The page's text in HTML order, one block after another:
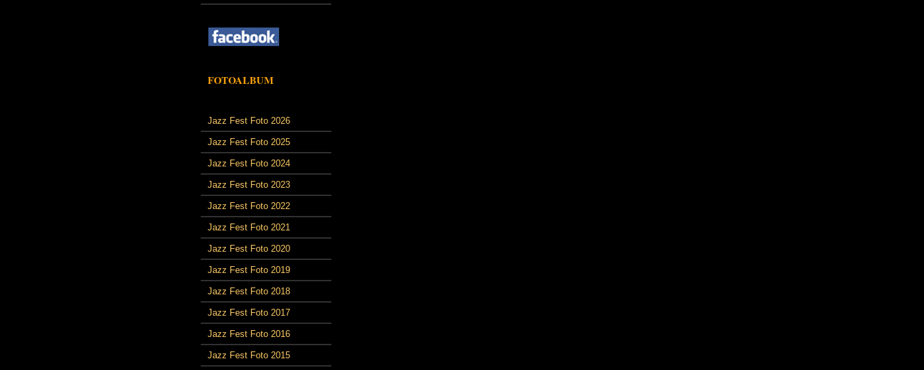
FOTOALBUM
Jazz Fest Foto 2026
Jazz Fest Foto 2025
Jazz Fest Foto 2024
Jazz Fest Foto 2023
Jazz Fest Foto 2022
Jazz Fest Foto 2021
Jazz Fest Foto 2020
Jazz Fest Foto 2019
Jazz Fest Foto 2018
Jazz Fest Foto 2017
Jazz Fest Foto 2016
Jazz Fest Foto 2015